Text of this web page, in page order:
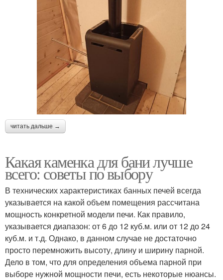
читать дальше →
Какая каменка для бани лучше
всего: советы по выбору
В технических характеристиках банных печей всегда
указывается на какой объем помещения рассчитана
мощность конкретной модели печи. Как правило,
указывается диапазон: от 6 до 12 куб.м. или от 12 до 24
куб.м. и т.д. Однако, в данном случае не достаточно
просто перемножить высоту, длину и ширину парной.
Дело в том, что для определения объема парной при
выборе нужной мощности печи, есть некоторые нюансы.